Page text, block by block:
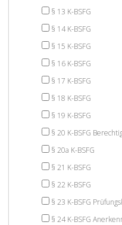
§ 13 K-BSFG
§ 14 K-BSFG
§ 15 K-BSFG
§ 16 K-BSFG
§ 17 K-BSFG
§ 18 K-BSFG
§ 19 K-BSFG
§ 20 K-BSFG
§ 20a K-BSFG
§ 21 K-BSFG
§ 22 K-BSFG
§ 23 K-BSFG
§ 24 K-BSFG